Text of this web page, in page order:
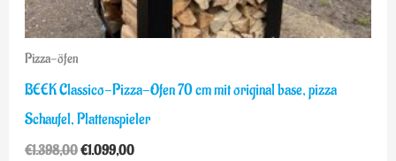
Pizza-öfen
BEEK Classico-Pizza-Ofen 70 cm mit original base, pizza
Schaufel, Plattenspieler
€1.398,00€1.099,00